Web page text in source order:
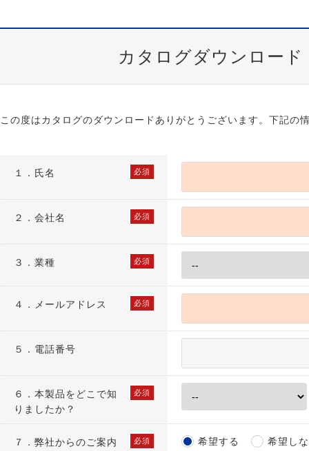
カタログダウンロー
この度はカタログのダウンロードありがとうございます。下記の
１． 必須
氏名
２． 必須
会社名
３． 必須
業種
４． 必須
メールアドレス
５．電話番号
６． 必須
本製品をどこで知
りましたか？
７． 必須
弊社からのご案内
希望する 希望し